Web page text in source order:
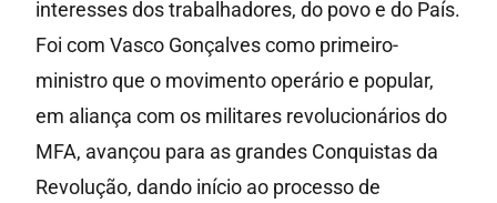
interesses dos trabalhadores, do povo e do País.
Foi com Vasco Gonçalves como primeiro-
ministro que o movimento operário e popular,
em aliança com os militares revolucionários do
MFA, avançou para as grandes Conquistas da
Revolução, dando início ao processo de